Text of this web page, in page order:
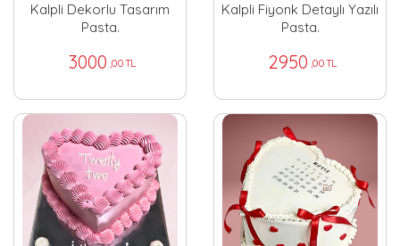
Kalpli Dekorlu Tasarım
Pasta.
3000 ,00 TL
Kalpli Fiyonk Detaylı Yazılı
Pasta.
2950 ,00 TL